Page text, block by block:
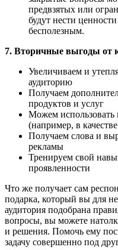
предвзятых или
будут нести
бесполезным.
7. Вторичные выгоды от
Увеличиваем и
аудиторию
Получаем
продуктов и услуг
Можем использовать
(например, в
Получаем слова и
рекламы
Тренируем свой
проявленности
Что же получает сам
подарка, который вы для
аудитория подобрана
вопросы, вы можете
и решения. Помочь ему
задачу совершенно под